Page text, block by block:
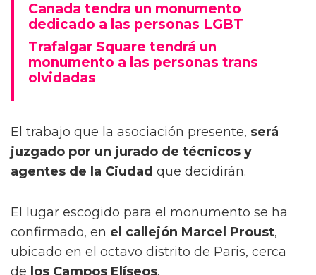
Canada tendra un monumento
dedicado a las personas LGBT
Trafalgar Square tendrá un
monumento a las personas trans
olvidadas
El trabajo que la asociación presente, será
juzgado por un jurado de técnicos y
agentes de la Ciudad que decidirán.
El lugar escogido para el monumento se ha
confirmado, en el callejón Marcel Proust,
ubicado en el octavo distrito de Paris, cerca
de los Campos Elíseos.